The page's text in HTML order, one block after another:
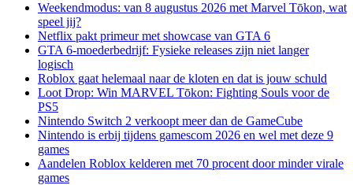
Weekendmodus: van 8 augustus 2026 met Marvel Tōkon, wat
speel jij?
Netflix pakt primeur met showcase van GTA 6
GTA 6-moederbedrijf: Fysieke releases zijn niet langer
logisch
Roblox gaat helemaal naar de kloten en dat is jouw schuld
Loot Drop: Win MARVEL Tōkon: Fighting Souls voor de
PS5
Nintendo Switch 2 verkoopt meer dan de GameCube
Nintendo is erbij tijdens gamescom 2026 en wel met deze 9
games
Aandelen Roblox kelderen met 70 procent door minder virale
games